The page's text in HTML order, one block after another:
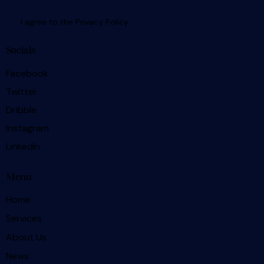
I agree to the Privacy Policy.
Socials
Facebook
Twitter
Dribble
Instagram
Linkedin
Menu
Home
Services
About Us
News